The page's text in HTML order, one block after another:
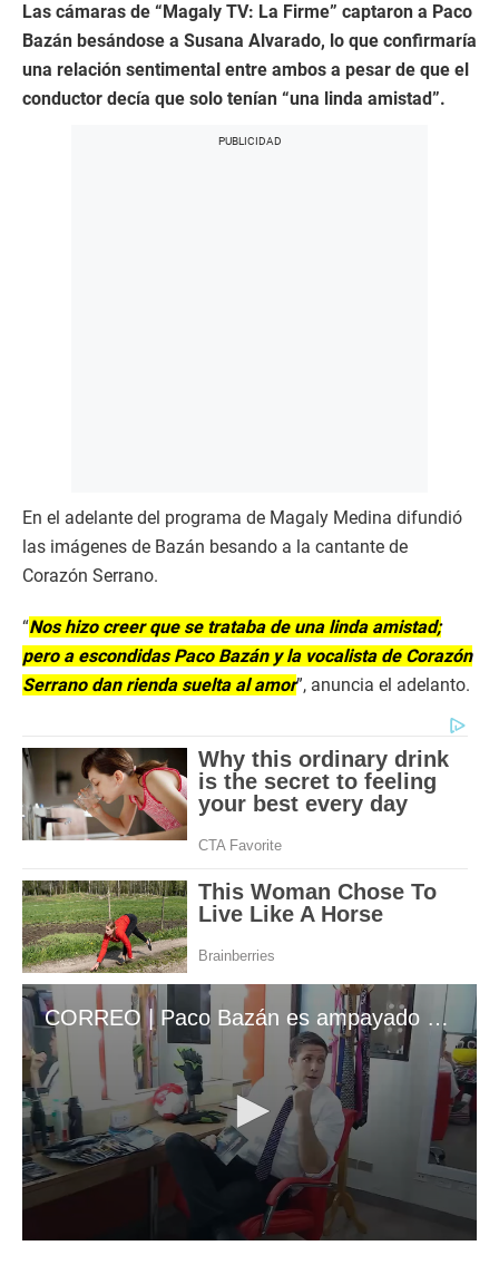
Las cámaras de “Magaly TV: La Firme” captaron a Paco
Bazán besándose a Susana Alvarado, lo que confirmaría
una relación sentimental entre ambos a pesar de que el
conductor decía que solo tenían “una linda amistad”.
En el adelante del programa de Magaly Medina difundió
las imágenes de Bazán besando a la cantante de
Corazón Serrano.
“Nos hizo creer que se trataba de una linda amistad;
pero a escondidas Paco Bazán y la vocalista de Corazón
Serrano dan rienda suelta al amor”, anuncia el adelanto.
CORREO | Paco Bazán es ampayado con Susana Alvado